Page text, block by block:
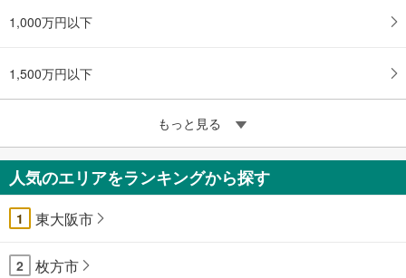
1,000万円以下
1,500万円以下
もっと見る
人気のエリアをランキングから探す
1 東大阪市
2 枚方市